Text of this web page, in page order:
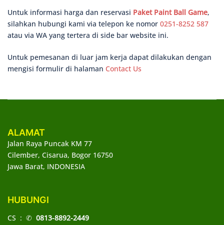
Untuk informasi harga dan reservasi Paket Paint Ball Game,
silahkan hubungi kami via telepon ke nomor 0251-8252 587
atau via WA yang tertera di side bar website ini.
Untuk pemesanan di luar jam kerja dapat dilakukan dengan
mengisi formulir di halaman Contact Us
ALAMAT
Jalan Raya Puncak KM 77
Cilember, Cisarua, Bogor 16750
Jawa Barat, INDONESIA
HUBUNGI
CS : ✆ 0813-8892-2449